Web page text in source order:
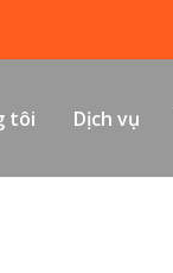
tôi Dịch vụ